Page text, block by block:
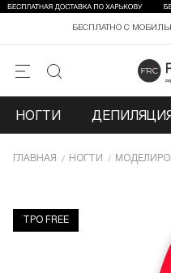
БЕСПЛАТНО С
НОГТИ
ГЛАВНАЯ НОГТИ
TPO FREE